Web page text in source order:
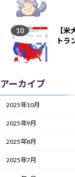
【
トラ
アーカイブ
2025年10月
2025年9月
2025年8月
2025年7月